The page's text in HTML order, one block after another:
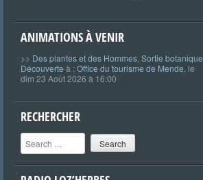
ANIMATIONS À VENIR
>> Des plantes et des Hommes Sortie botanique
Découverte à :Office du tourisme de Mende , le
dim 23 Août 2026 à 16:00
RECHERCHER
Search